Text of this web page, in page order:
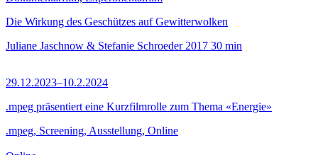
Die Wirkung des Geschützes auf Gewitterwolken
Juliane Jaschnow & Stefanie Schroeder 2017 30 min
29.12.2023–10.2.2024
.mpeg präsentiert eine Kurzfilmrolle zum Thema «Energie»
.mpeg, Screening, Ausstellung, Online